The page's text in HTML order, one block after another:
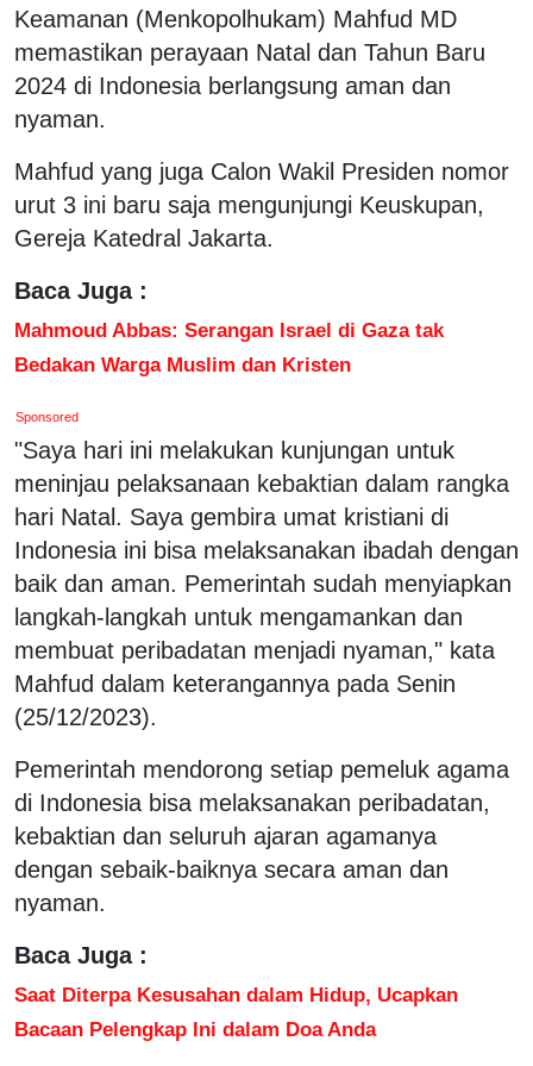
Keamanan (Menkopolhukam) Mahfud MD
memastikan perayaan Natal dan Tahun Baru
2024 di Indonesia berlangsung aman dan
nyaman.
Mahfud yang juga Calon Wakil Presiden nomor
urut 3 ini baru saja mengunjungi Keuskupan,
Gereja Katedral Jakarta.
Baca Juga :
Mahmoud Abbas: Serangan Israel di Gaza tak
Bedakan Warga Muslim dan Kristen
Sponsored
"Saya hari ini melakukan kunjungan untuk
meninjau pelaksanaan kebaktian dalam rangka
hari Natal. Saya gembira umat kristiani di
Indonesia ini bisa melaksanakan ibadah dengan
baik dan aman. Pemerintah sudah menyiapkan
langkah-langkah untuk mengamankan dan
membuat peribadatan menjadi nyaman," kata
Mahfud dalam keterangannya pada Senin
(25/12/2023).
Pemerintah mendorong setiap pemeluk agama
di Indonesia bisa melaksanakan peribadatan,
kebaktian dan seluruh ajaran agamanya
dengan sebaik-baiknya secara aman dan
nyaman.
Baca Juga :
Saat Diterpa Kesusahan dalam Hidup, Ucapkan
Bacaan Pelengkap Ini dalam Doa Anda